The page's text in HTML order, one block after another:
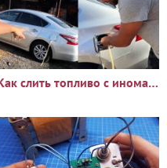
Как слить топливо с иномарки через горловину бака